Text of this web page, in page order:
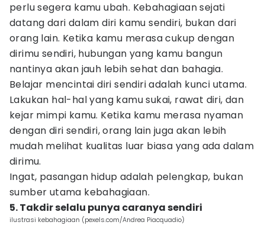
perlu segera kamu ubah. Kebahagiaan sejati
datang dari dalam diri kamu sendiri, bukan dari
orang lain. Ketika kamu merasa cukup dengan
dirimu sendiri, hubungan yang kamu bangun
nantinya akan jauh lebih sehat dan bahagia.
Belajar mencintai diri sendiri adalah kunci utama.
Lakukan hal-hal yang kamu sukai, rawat diri, dan
kejar mimpi kamu. Ketika kamu merasa nyaman
dengan diri sendiri, orang lain juga akan lebih
mudah melihat kualitas luar biasa yang ada dalam
dirimu.
Ingat, pasangan hidup adalah pelengkap, bukan
sumber utama kebahagiaan.
5. Takdir selalu punya caranya sendiri
ilustrasi kebahagiaan (pexels.com/Andrea Piacquadio)